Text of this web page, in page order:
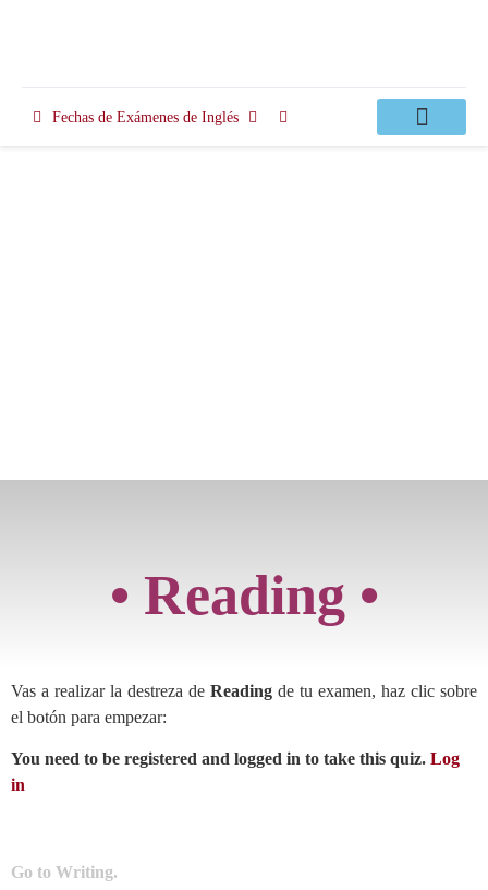
Fechas de Exámenes de Inglés
• Reading •
Vas a realizar la destreza de Reading de tu examen, haz clic sobre
el botón para empezar:
You need to be registered and logged in to take this quiz. Log
in
Go to Writing.